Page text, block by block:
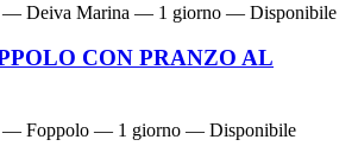
— Deiva Marina — 1 giorno — Disponibile
CON PRANZO AL
— Foppolo — 1 giorno — Disponibile